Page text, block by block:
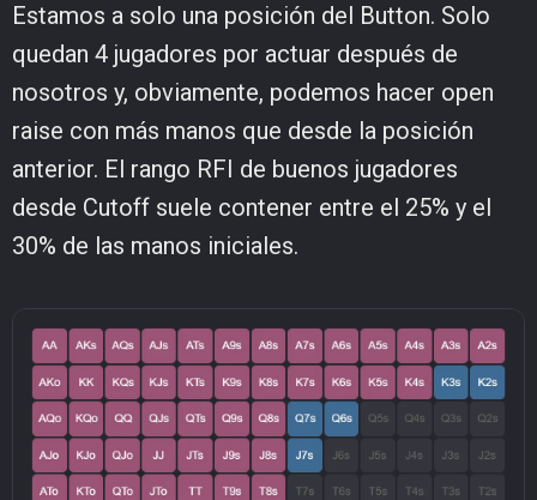
Estamos a solo una posición del Button. Solo
quedan 4 jugadores por actuar después de
nosotros y, obviamente, podemos hacer open
raise con más manos que desde la posición
anterior. El rango RFI de buenos jugadores
desde Cutoff suele contener entre el 25% y el
30% de las manos iniciales.